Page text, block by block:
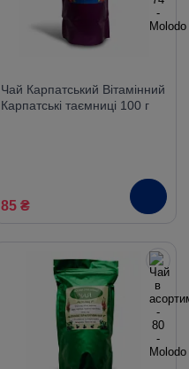
Чай Карпатський Вітамінний
Карпатські таємниці 100 г
85 ₴